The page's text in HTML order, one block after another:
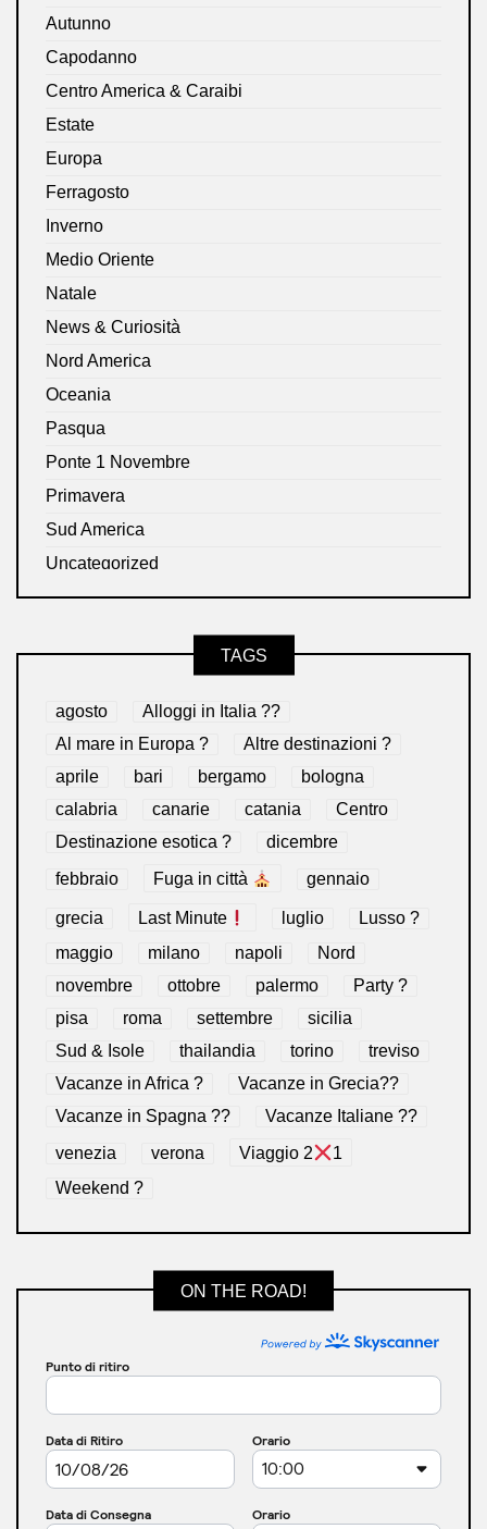
Autunno
Capodanno
Centro America & Caraibi
Estate
Europa
Ferragosto
Inverno
Medio Oriente
Natale
News & Curiosità
Nord America
Oceania
Pasqua
Ponte 1 Novembre
Primavera
Sud America
Uncategorized
TAGS
agosto
Alloggi in Italia ??
Al mare in Europa ?️
Altre destinazioni ?
aprile
bari bergamo
bologna
calabria
canarie catania
Centro
Destinazione esotica ?
dicembre
febbraio Fuga in città gennaio
grecia Last Minute luglio
Lusso ?
maggio
milano napoli
Nord
novembre
ottobre palermo
Party ?
pisa
roma settembre
sicilia
Sud & Isole
thailandia torino
treviso
Vacanze in Africa ?
Vacanze in Grecia??
Vacanze in Spagna ??
Vacanze Italiane ??
venezia verona Viaggio 2
1
Weekend ?
ON THE ROAD!